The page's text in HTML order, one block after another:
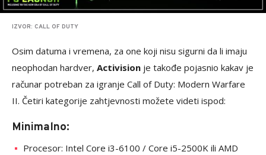
IZVOR: CALL OF DUTY
Osim datuma i vremena, za one koji nisu sigurni da li imaju
neophodan hardver, Activision je takođe pojasnio kakav je
računar potreban za igranje Call of Duty: Modern Warfare
II. Četiri kategorije zahtjevnosti možete videti ispod:
Minimalno:
Procesor: Intel Core i3-6100 / Core i5-2500K ili AMD